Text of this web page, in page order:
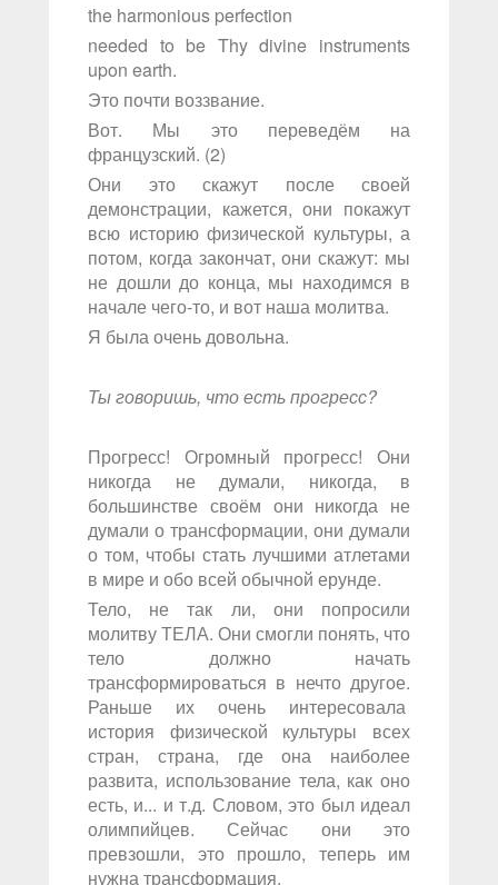
the harmonious perfection
needed to be Thy divine instruments
upon earth.
Это почти воззвание.
Вот. Мы это переведём на
французский. (2)
Они это скажут после своей
демонстрации, кажется, они покажут
всю историю физической культуры, а
потом, когда закончат, они скажут: мы
не дошли до конца, мы находимся в
начале чего-то, и вот наша молитва.
Я была очень довольна.
Ты говоришь, что есть прогресс?
Прогресс! Огромный прогресс! Они
никогда не думали, никогда, в
большинстве своём они никогда не
думали о трансформации, они думали
о том, чтобы стать лучшими атлетами
в мире и обо всей обычной ерунде.
Тело, не так ли, они попросили
молитву ТЕЛА. Они смогли понять, что
тело должно начать
трансформироваться в нечто другое.
Раньше их очень интересовала
история физической культуры всех
стран, страна, где она наиболее
развита, использование тела, как оно
есть, и... и т.д. Словом, это был идеал
олимпийцев. Сейчас они это
превзошли, это прошло, теперь им
нужна трансформация.